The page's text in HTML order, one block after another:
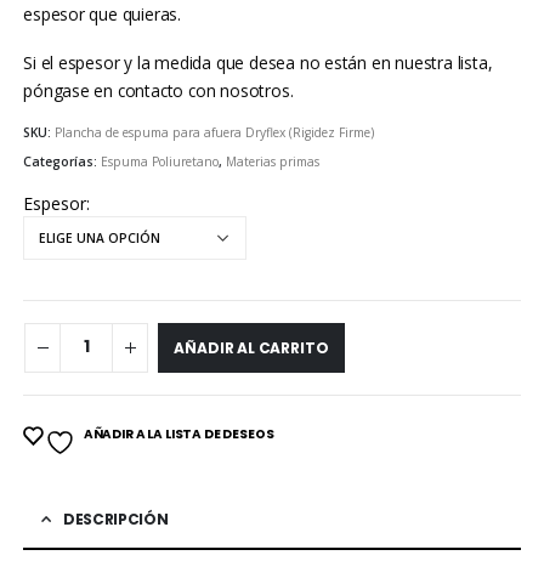
espesor que quieras.
Si el espesor y la medida que desea no están en nuestra lista,
póngase en contacto con nosotros.
SKU: Plancha de espuma para afuera Dryflex (Rigidez Firme)
Categorías: Espuma Poliuretano, Materias primas
Espesor
AÑADIR AL CARRITO
AÑADIR A LA LISTA DE DESEOS
DESCRIPCIÓN